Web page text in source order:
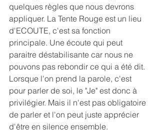
quelques règles que nous devrons
appliquer. La Tente Rouge est un lieu
d'ECOUTE, c'est sa fonction
principale. Une écoute qui peut
paraitre déstabilisante car nous ne
pouvons pas rebondir ce qui a été dit.
Lorsque l'on prend la parole, c'est
pour parler de soi, le "Je" est donc à
privilégier. Mais il n'est pas obligatoire
de parler et l'on peut juste apprécier
d'être en silence ensemble.